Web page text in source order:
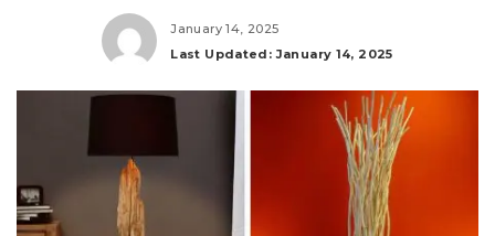
January 14, 2025
Last Updated: January 14, 2025